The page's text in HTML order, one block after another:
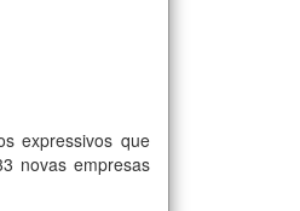
expressivos que
novas empresas